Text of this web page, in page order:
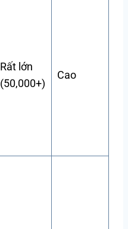
Rất lớn
(50,000+)
Cao